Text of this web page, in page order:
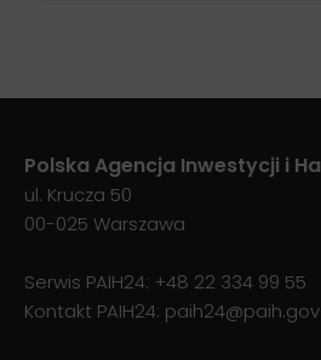
Polska Agencja Inwestycji i
ul. Krucza 50
00-025 Warszawa
Serwis PAIH24: +48 22 334 99 55
Kontakt PAIH24: